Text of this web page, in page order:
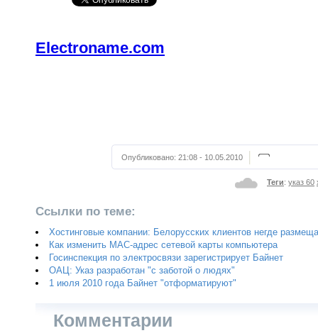
Electroname.com
Опубликовано: 21:08 - 10.05.2010
Теги: указ 60
Ссылки по теме:
Хостинговые компании: Белорусских клиентов негде
Как изменить MAC-адрес сетевой карты компьютера
Госинспекция по электросвязи зарегистрирует Байнет
ОАЦ: Указ разработан "с заботой о людях"
1 июля 2010 года Байнет "отформатируют"
Комментарии